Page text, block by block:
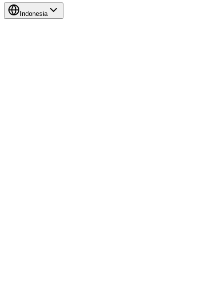
Indonesia